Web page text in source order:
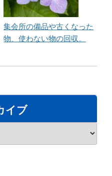
集会所の備品や古くなった
物、使わない物の回収。
イブ